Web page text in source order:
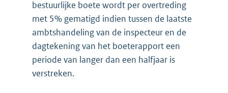
bestuurlijke boete wordt per overtreding
met 5% gematigd indien tussen de laatste
ambtshandeling van de inspecteur en de
dagtekening van het boeterapport een
periode van langer dan een halfjaar is
verstreken.